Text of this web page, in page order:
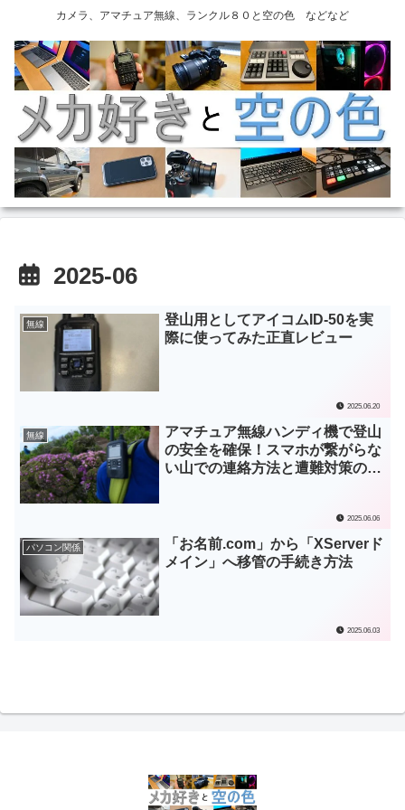
カメラ、アマチュア無線、ランクル８０と空の色 などなど
2025-06
無線
登山用としてアイコムID-50を実
際に使ってみた正直レビュー
2025.06.20
無線
アマチュア無線ハンディ機で登山
の安全を確保！スマホが繋がらな
い山での連絡方法と遭難対策のス
2025.06.06
パソコン関係
「お名前.com」から「XServerド
メイン」へ移管の手続き方法
2025.06.03